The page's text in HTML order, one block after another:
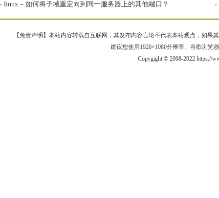
linux – 如何将子域重定向到同一服务器上的其他端口？
【免责声明】本站内容转载自互联网，其发布内容言论不代表本站观点，如果
建议您使用1920×1080分辨率、谷歌浏览
Copygight © 2008-2022 https://